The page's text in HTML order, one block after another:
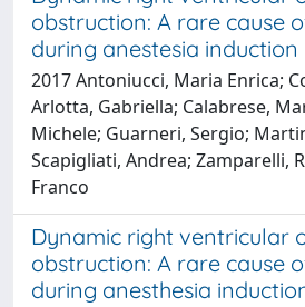
obstruction: A rare cause
during anestesia induction
2017 Antoniucci, Maria Enrica;
Arlotta, Gabriella; Calabrese,
Michele; Guarneri, Sergio;
Scapigliati, Andrea; Zamparelli,
Franco
Dynamic right ventricular
obstruction: A rare cause
during anesthesia